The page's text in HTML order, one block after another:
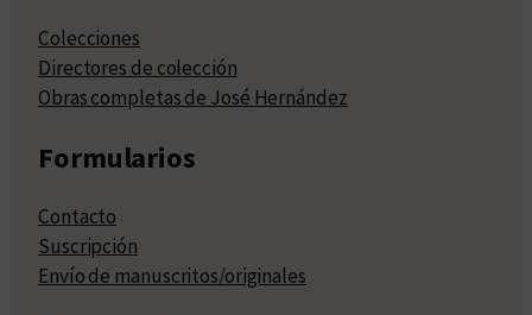
Colecciones
Directores de colección
Obras completas de José Hernández
Formularios
Contacto
Suscripción
Envío de manuscritos/originales